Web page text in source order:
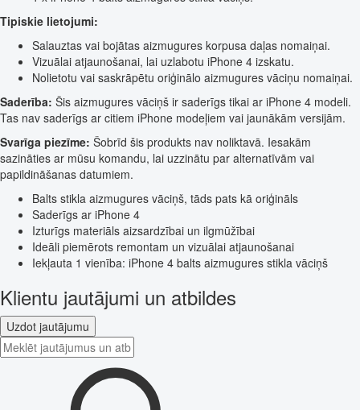
Tipiskie lietojumi:
Salauztas vai bojātas aizmugures korpusa daļas nomaiņai.
Vizuālai atjaunošanai, lai uzlabotu iPhone 4 izskatu.
Nolietotu vai saskrāpētu oriģinālo aizmugures vāciņu nomaiņai.
Saderība: Šis aizmugures vāciņš ir saderīgs tikai ar iPhone 4 modeli.
Tas nav saderīgs ar citiem iPhone modeļiem vai jaunākām versijām.
Svarīga piezīme: Šobrīd šis produkts nav noliktavā. Iesakām
sazināties ar mūsu komandu, lai uzzinātu par alternatīvām vai
papildināšanas datumiem.
Balts stikla aizmugures vāciņš, tāds pats kā oriģināls
Saderīgs ar iPhone 4
Izturīgs materiāls aizsardzībai un ilgmūžībai
Ideāli piemērots remontam un vizuālai atjaunošanai
Iekļauta 1 vienība: iPhone 4 balts aizmugures stikla vāciņš
Klientu jautājumi un atbildes
Uzdot jautājumu